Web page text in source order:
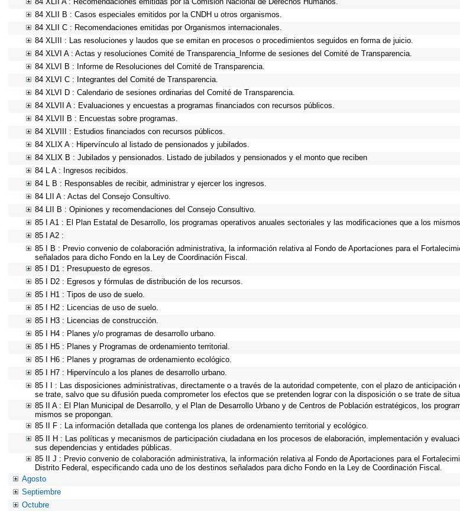
84 XLII B : Casos especiales emitidos por la CNDH u otros organismos.
84 XLII C : Recomendaciones emitidas por Organismos internacionales.
84 XLIII : Las resoluciones y laudos que se emitan en procesos o procedimientos seguidos en forma de juicio.
84 XLVI A : Actas y resoluciones Comité de Transparencia_Informe de sesiones del Comité de Transparencia.
84 XLVI B : Informe de Resoluciones del Comité de Transparencia.
84 XLVI C : Integrantes del Comité de Transparencia.
84 XLVI D : Calendario de sesiones ordinarias del Comité de Transparencia.
84 XLVII A : Evaluaciones y encuestas a programas financiados con recursos públicos.
84 XLVII B : Encuestas sobre programas.
84 XLVIII : Estudios financiados con recursos públicos.
84 XLIX A : Hipervínculo al listado de pensionados y jubilados.
84 XLIX B : Jubilados y pensionados. Listado de jubilados y pensionados y el monto que reciben
84 L A : Ingresos recibidos.
84 L B : Responsables de recibir, administrar y ejercer los ingresos.
84 LII A : Actas del Consejo Consultivo.
84 LII B : Opiniones y recomendaciones del Consejo Consultivo.
85 I A1 : El Plan Estatal de Desarrollo, los programas operativos anuales sectoriales y las modificaciones que a los
85 I A2 :
85 I B : Previo convenio de colaboración administrativa, la información relativa al Fondo de Aportaciones para el
señalados para dicho Fondo en la Ley de Coordinación Fiscal.
85 I D1 : Presupuesto de egresos.
85 I D2 : Egresos y fórmulas de distribución de los recursos.
85 I H1 : Tipos de uso de suelo.
85 I H2 : Licencias de uso de suelo.
85 I H3 : Licencias de construcción.
85 I H4 : Planes y/o programas de desarrollo urbano.
85 I H5 : Planes y Programas de ordenamiento territorial.
85 I H6 : Planes y programas de ordenamiento ecológico.
85 I H7 : Hipervínculo a los planes de desarrollo urbano.
85 I I : Las disposiciones administrativas, directamente o a través de la autoridad competente, con el plazo de
se trate, salvo que su difusión pueda comprometer los efectos que se pretenden lograr con la disposición o se trate de
85 II A : El Plan Municipal de Desarrollo, y el Plan de Desarrollo Urbano y de Centros de Población estratégicos, los
mismos se propongan.
85 II F : La información detallada que contenga los planes de ordenamiento territorial y ecológico.
85 II H : Las políticas y mecanismos de participación ciudadana en los procesos de elaboración, implementación y
sus dependencias y entidades públicas.
85 II J : Previo convenio de colaboración administrativa, la información relativa al Fondo de Aportaciones para el
Distrito Federal, especificando cada uno de los destinos señalados para dicho Fondo en la Ley de Coordinación Fiscal.
Agosto
Septiembre
Octubre